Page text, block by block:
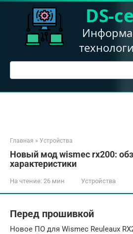
Перейти
DS-
Поиск:
Главная » Устройства
Новый мод wismec rx200:
характеристики
На чтение: 26 мин Устройства
Перед прошивкой
Новое ПО для Wismec Reuleaux